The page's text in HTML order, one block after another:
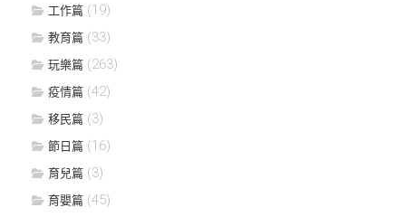
工作篇 (19)
教育篇 (33)
玩樂篇 (263)
疫情篇 (42)
移民篇 (3)
節日篇 (16)
育兒篇 (3)
育嬰篇 (45)